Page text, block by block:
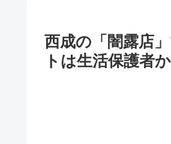
西成の「闇露店
トは生活保護者